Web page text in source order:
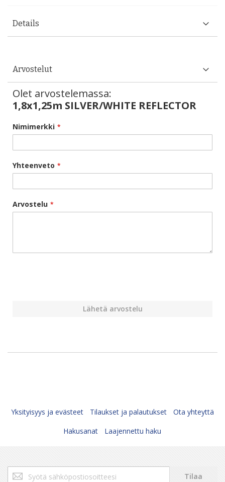
Details
Arvostelut
Olet arvostelemassa:
1,8x1,25m SILVER/WHITE REFLECTOR
Nimimerkki
Yhteenveto
Arvostelu
Lähetä arvostelu
Yksityisyys ja evästeet Tilaukset ja palautukset
Ota yhteyttä
Hakusanat
Laajennettu haku
Tilaa
Tilaa